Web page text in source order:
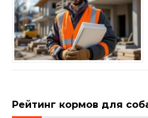
Рейтинг кормов для